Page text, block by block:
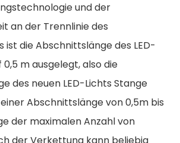
und der
an der Trennlinie des
die Abschnittslänge des LED-
m ausgelegt, also die
des neuen LED-Lichts Stange
Abschnittslänge von 0,5m bis
der maximalen Anzahl von